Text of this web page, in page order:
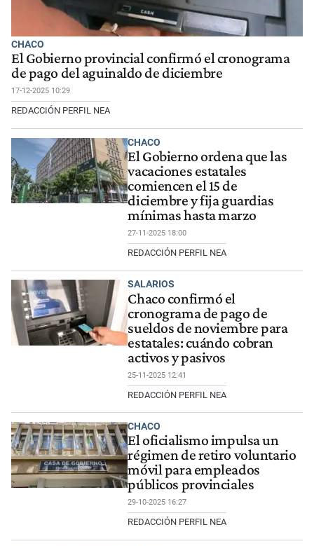
CHACO
El Gobierno provincial confirmó el cronograma
de pago del aguinaldo de diciembre
17-12-2025 10:29
REDACCIÓN PERFIL NEA
CHACO
El Gobierno ordena que las
vacaciones estatales
comiencen el 15 de
diciembre y fija guardias
mínimas hasta marzo
27-11-2025 18:00
REDACCIÓN PERFIL NEA
SALARIOS
Chaco confirmó el
cronograma de pago de
sueldos de noviembre para
estatales: cuándo cobran
activos y pasivos
25-11-2025 12:41
REDACCIÓN PERFIL NEA
CHACO
El oficialismo impulsa un
régimen de retiro voluntario
móvil para empleados
públicos provinciales
29-10-2025 16:27
REDACCIÓN PERFIL NEA